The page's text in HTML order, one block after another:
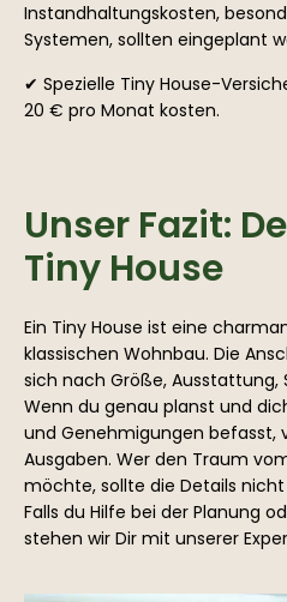
Instandhaltungskosten,
Systemen, sollten eingeplant
✔ Spezielle Tiny House-
20 € pro Monat kosten.
Unser Fazit:
Tiny House
Ein Tiny House ist eine
klassischen Wohnbau. Die
sich nach Größe, Ausstattung,
Wenn du genau planst und
und Genehmigungen befasst,
Ausgaben. Wer den Traum
möchte, sollte die Details
Falls du Hilfe bei der Planung
stehen wir Dir mit unserer